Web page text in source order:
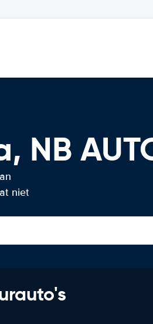
niet